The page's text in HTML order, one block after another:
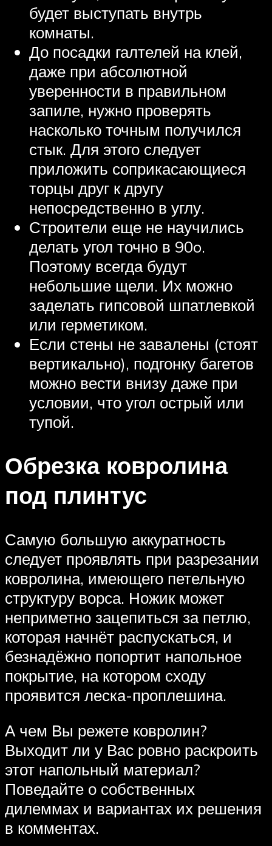
будет выступать внутрь
комнаты.
До посадки галтелей на клей,
даже при абсолютной
уверенности в правильном
запиле, нужно проверять
насколько точным получился
стык. Для этого следует
приложить соприкасающиеся
торцы друг к другу
непосредственно в углу.
Строители еще не научились
делать угол точно в 90o.
Поэтому всегда будут
небольшие щели. Их можно
заделать гипсовой шпатлевкой
или герметиком.
Если стены не завалены (стоят
вертикально), подгонку багетов
можно вести внизу даже при
условии, что угол острый или
тупой.
Обрезка ковролина
под плинтус
Самую большую аккуратность
следует проявлять при разрезании
ковролина, имеющего петельную
структуру ворса. Ножик может
неприметно зацепиться за петлю,
которая начнёт распускаться, и
безнадёжно попортит напольное
покрытие, на котором сходу
проявится леска-проплешина.
А чем Вы режете ковролин?
Выходит ли у Вас ровно раскроить
этот напольный материал?
Поведайте о собственных
дилеммах и вариантах их решения
в комментах.